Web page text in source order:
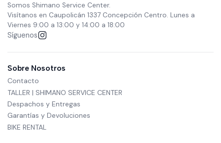
Somos Shimano Service Center.
Visítanos en Caupolicán 1337 Concepción Centro. Lunes a
Viernes 9:00 a 13:00 y 14:00 a 18:00
Síguenos
Sobre Nosotros
Contacto
TALLER | SHIMANO SERVICE CENTER
Despachos y Entregas
Garantías y Devoluciones
BIKE RENTAL